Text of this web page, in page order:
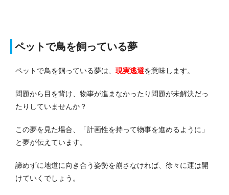
ペットで鳥を飼っている夢
ペットで鳥を飼っている夢は、 現実逃避を意味します。
問題から目を背け、物事が進まなかったり問題が未解決だっ
たりしていませんか？
この夢を見た場合、「計画性を持って物事を進めるように」
と夢が伝えています。
諦めずに地道に向き合う姿勢を崩さなければ、徐々に運は開
けていくでしょう。